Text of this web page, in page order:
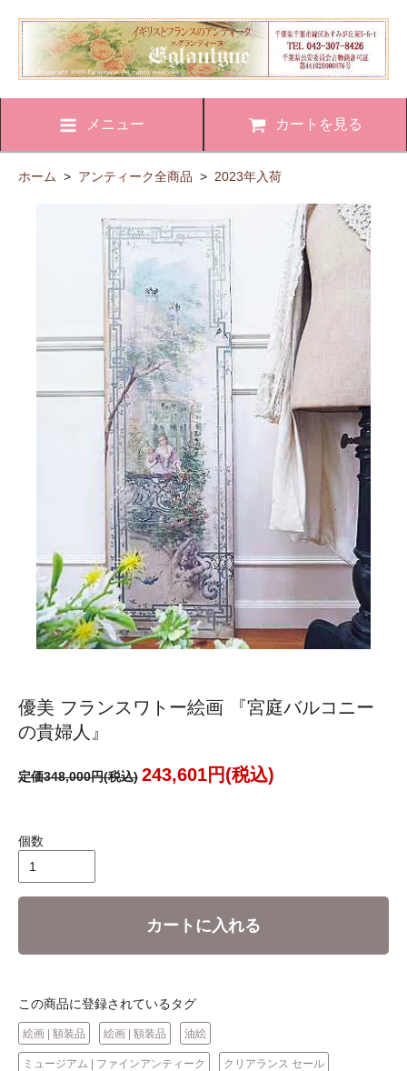
メニュー カートを見る
ホーム > アンティーク全商品 > 2023年入荷
優美 フランスワトー絵画 『宮庭バルコニー
の貴婦人』
定価348,000円(税込) 243,601円(税込)
個数
カートに入れる
この商品に登録されているタグ
絵画 | 額装品 絵画 | 額装品 油絵
ミュージアム | ファインアンティーク クリアランス セール